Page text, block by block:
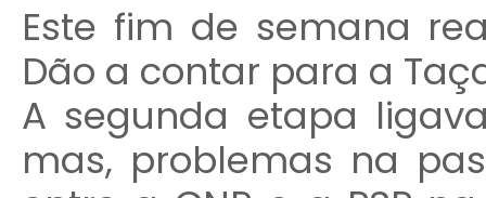
Este fim de semana
Dão a contar para a
A segunda etapa
mas, problemas na